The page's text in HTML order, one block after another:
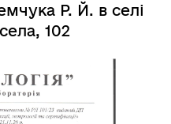
Р. Й. в селі
102